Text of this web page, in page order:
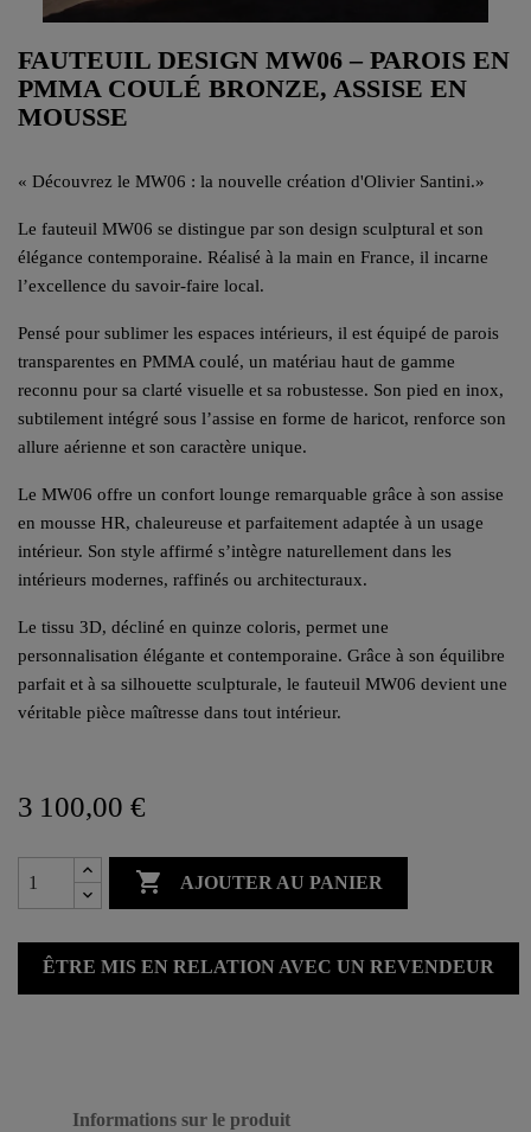
FAUTEUIL DESIGN MW06 – PAROIS EN
PMMA COULÉ BRONZE, ASSISE EN
MOUSSE
« Découvrez le MW06 : la nouvelle création d'Olivier Santini.»
Le fauteuil MW06 se distingue par son design sculptural et son
élégance contemporaine. Réalisé à la main en France, il incarne
l’excellence du savoir-faire local.
Pensé pour sublimer les espaces intérieurs, il est équipé de parois
transparentes en PMMA coulé, un matériau haut de gamme
reconnu pour sa clarté visuelle et sa robustesse. Son pied en inox,
subtilement intégré sous l’assise en forme de haricot, renforce son
allure aérienne et son caractère unique.
Le MW06 offre un confort lounge remarquable grâce à son assise
en mousse HR, chaleureuse et parfaitement adaptée à un usage
intérieur. Son style affirmé s’intègre naturellement dans les
intérieurs modernes, raffinés ou architecturaux.
Le tissu 3D, décliné en quinze coloris, permet une
personnalisation élégante et contemporaine. Grâce à son équilibre
parfait et à sa silhouette sculpturale, le fauteuil MW06 devient une
véritable pièce maîtresse dans tout intérieur.
3 100,00 €
 AJOUTER AU PANIER
ÊTRE MIS EN RELATION AVEC UN REVENDEUR
Informations sur le produit